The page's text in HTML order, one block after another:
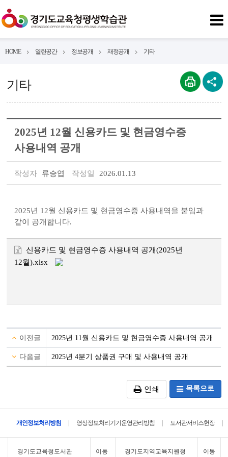
HOME 열린공간 정보공개 재정공개 기타
기타
2025년 12월 신용카드 및 현금영수증
사용내역 공개
작성자 류승엽 작성일 2026.01.13
2025년 12월 신용카드 및 현금영수증 사용내역을 붙임과
같이 공개합니다.
신용카드 및 현금영수증 사용내역 공개(2025년
12월).xlsx
이전글 2025년 11월 신용카드 및 현금영수증 사용내역 공개
다음글 2025년 4분기 상품권 구매 및 사용내역 공개
인쇄 목록으로
개인정보처리방침 | 영상정보처리기기운영관리방침 | 도서관서비스헌장 |
경기도교육청도서관 이동 경기도지역교육지원청 이동